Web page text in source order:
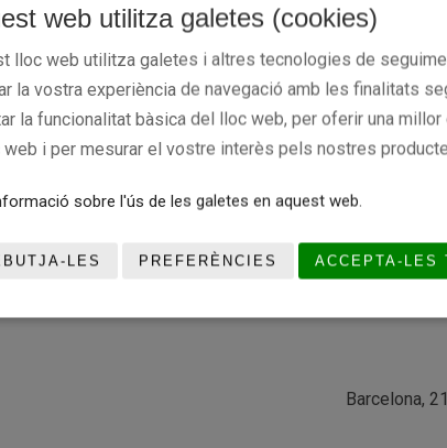
Hilton de Barcelona (Av. Diagonal 589-591),
(compte nº ES15 2100-0941-2902-0008-6795),
electrònic (secretaria.fundacio@basquetcatala.cat)
de 10,00 a 14,00 i de 16,00 a 18,30 hores. Agrairem
de la Fundació per facilitar el control d’inscripcions.
fer la reserva amb la major antelació possible
en aquest acte de reconeixement.
Barcelona,
web utilitza galetes (cookies)
lloc web utilitza galetes i altres tecnologies de
la vostra experiència de navegació amb les finalitats
la funcionalitat bàsica del lloc web, per oferir una millor
web i per mesurar el vostre interès pels nostres
sobre l'ús de les galetes en aquest web.
LES PREFERÈNCIES ACCEPTA-LES